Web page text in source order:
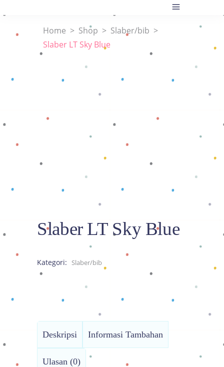
Home > Shop > Slaber/bib >
Slaber LT Sky Blue
Slaber LT Sky Blue
Kategori: Slaber/bib
Deskripsi Informasi Tambahan
Ulasan (0)